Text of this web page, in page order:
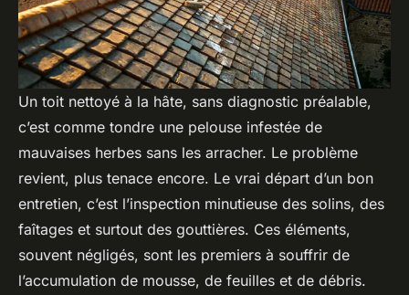
Un toit nettoyé à la hâte, sans diagnostic préalable,
c’est comme tondre une pelouse infestée de
mauvaises herbes sans les arracher. Le problème
revient, plus tenace encore. Le vrai départ d’un bon
entretien, c’est l’inspection minutieuse des solins, des
faîtages et surtout des gouttières. Ces éléments,
souvent négligés, sont les premiers à souffrir de
l’accumulation de mousse, de feuilles et de débris.